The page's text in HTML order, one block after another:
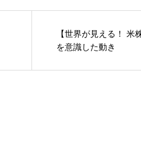
【世界が見える！ 米
を意識した動き